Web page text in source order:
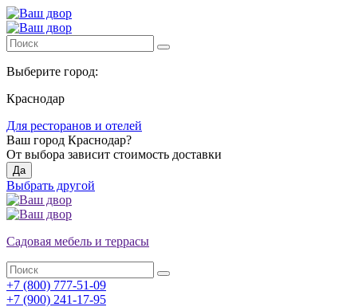
Выберите город:
Краснодар
Для ресторанов и отелей
Ваш город Краснодар?
От выбора зависит стоимость доставки
Да
Выбрать другой
Садовая мебель и террасы
+7 (800) 777-51-09
+7 (900) 241-17-95